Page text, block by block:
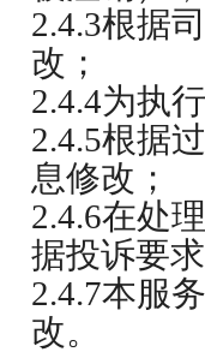
2.4.3根据
改；
2.4.4为执行
2.4.5根据
息修改；
2.4.6在处
据投诉要
2.4.7本服
改。